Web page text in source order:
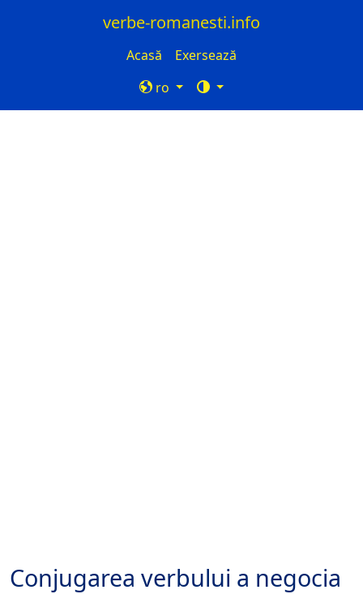
verbe-romanesti.info
Acasă
Exersează
ro
Conjugarea verbului a negocia